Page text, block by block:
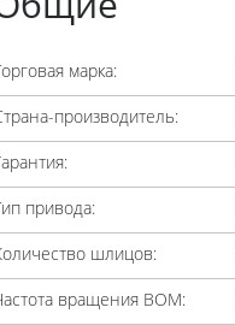
Торговая марка:
производитель:
Гарантия:
Тип привода:
шлицов:
вращения ВОМ: